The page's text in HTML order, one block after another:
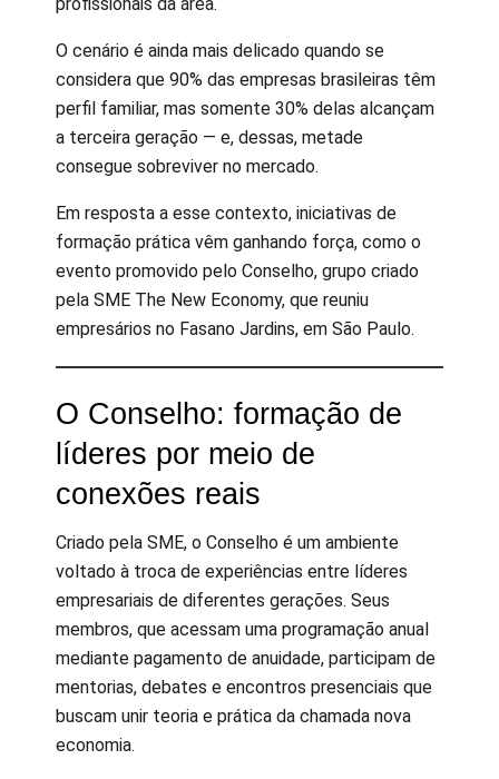
O cenário é ainda mais delicado quando se
considera que 90% das empresas brasileiras têm
perfil familiar, mas somente 30% delas alcançam
a terceira geração — e, dessas, metade
consegue sobreviver no mercado.
Em resposta a esse contexto, iniciativas de
formação prática vêm ganhando força, como o
evento promovido pelo Conselho, grupo criado
pela SME The New Economy, que reuniu
empresários no Fasano Jardins, em São Paulo.
O Conselho: formação de
líderes por meio de
conexões reais
Criado pela SME, o Conselho é um ambiente
voltado à troca de experiências entre líderes
empresariais de diferentes gerações. Seus
membros, que acessam uma programação anual
mediante pagamento de anuidade, participam de
mentorias, debates e encontros presenciais que
buscam unir teoria e prática da chamada nova
economia.